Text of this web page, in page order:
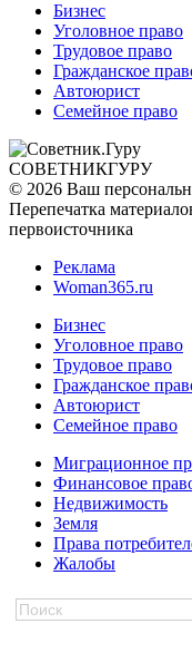
Бизнес
Уголовное право
Трудовое право
Гражданское
Автоюрист
Семейное право
СОВЕТНИКГУРУ
© 2026 Ваш
Перепечатка
первоисточника
Реклама
Woman365.ru
Бизнес
Уголовное право
Трудовое право
Гражданское
Автоюрист
Семейное право
Миграционное
Финансовое
Недвижимость
Земля
Права
Жалобы